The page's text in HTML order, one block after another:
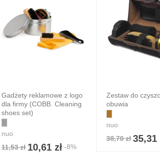
Gadżety reklamowe z logo
dla firmy (COBB. Cleaning
shoes set)
nuo
11,53 zł 10,61 zł -8%
Zestaw do
obuwia
nuo
38,70 zł 35,31